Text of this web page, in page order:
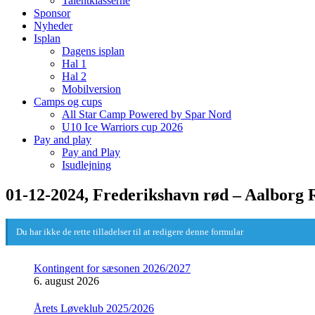
Sponsor
Nyheder
Isplan
Dagens isplan
Hal 1
Hal 2
Mobilversion
Camps og cups
All Star Camp Powered by Spar Nord
U10 Ice Warriors cup 2026
Pay and play
Pay and Play
Isudlejning
01-12-2024, Frederikshavn rød – Aalborg
Du har ikke de rette tilladelser til at redigere denne formular
Kontingent for sæsonen 2026/2027
6. august 2026
Årets Løveklub 2025/2026